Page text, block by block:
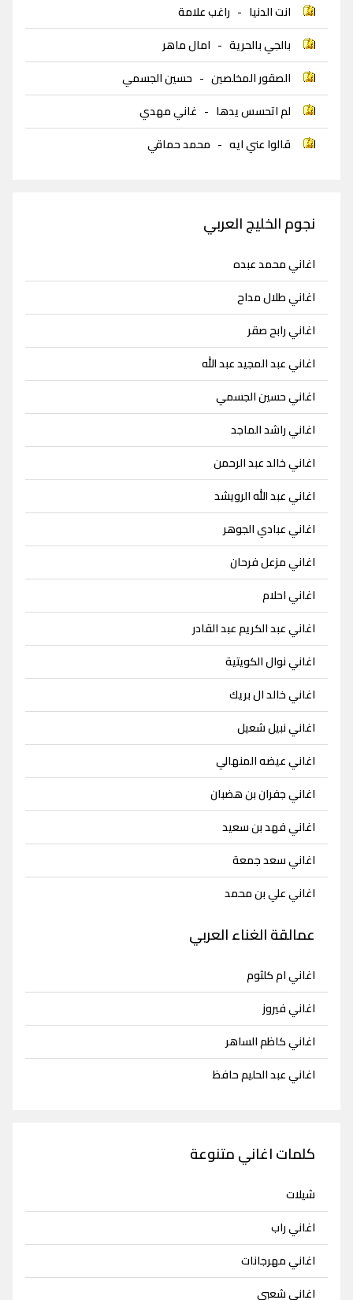
انت الدنيا - راغب علامة
بالجي بالحرية - امال ماهر
الصقور المخلصين - حسين الجسمي
لم اتحسس يدها - غاني مهدي
قالوا عني ايه - محمد حماقي
نجوم الخليج العربي
اغاني محمد عبده
اغاني طلال مداح
اغاني رابح صقر
اغاني عبد المجيد عبد الله
اغاني حسين الجسمي
اغاني راشد الماجد
اغاني خالد عبد الرحمن
اغاني عبد الله الرويشد
اغاني عبادي الجوهر
اغاني مزعل فرحان
اغاني احلام
اغاني عبد الكريم عبد القادر
اغاني نوال الكويتية
اغاني خالد ال بريك
اغاني نبيل شعيل
اغاني عيضه المنهالي
اغاني جفران بن هضبان
اغاني فهد بن سعيد
اغاني سعد جمعة
اغاني علي بن محمد
عمالقة الغناء العربي
اغاني ام كلثوم
اغاني فيروز
اغاني كاظم الساهر
اغاني عبد الحليم حافظ
كلمات اغاني متنوعة
شيلات
اغاني راب
اغاني مهرجانات
اغاني شعبي